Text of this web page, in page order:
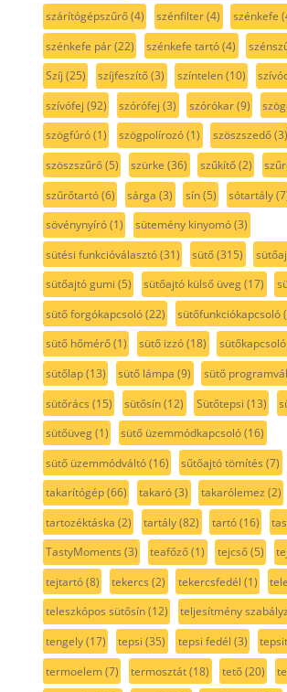
szárítógépszűrő(4) szénfilter(4) szénkefe
szénkefe pár(22) szénkefe tartó(4)
Szíj (25) szíjfeszítő(3) színtelen(10)
szívófej (92) szórófej (3) szórókar(9)
szögfúró(1) szögpolírozó(1) szöszszedő(3)
szöszszűrő(5) szürke (36) szűkítő(2)
szűrőtartó(6) sárga (3) sín(5) sótartály
sövénynyíró(1) sütemény kinyomó(3)
sütési funkcióválasztó(31) sütő(315)
sütőajtó gumi (5) sütőajtó külső üveg(17)
sütő forgókapcsoló(22) sütőfunkciókapcsoló
sütő hőmérő(1) sütő izzó(18) sütőkapcsoló
sütőlap(13) sütő lámpa (9) sütő
sütőrács (15) sütősín(12) Sütőtepsi (13)
sütőüveg(1) sütő üzemmódkapcsoló(16)
sütő üzemmódváltó(16) sűtőajtó tömítés (7)
takarítógép(66) takaró(3) takarólemez (2)
tartozéktáska (2) tartály(82) tartó(16)
TastyMoments (3) teafőző(1) tejcső(5)
tejtartó(8) tekercs (2) tekercsfedél (1)
teleszkópos sütősín(12) teljesítmény
tengely(17) tepsi (35) tepsi fedél (3)
termoelem(7) termosztát(18) tető(20)